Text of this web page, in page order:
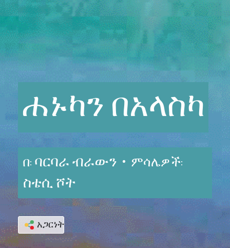
ሐኑካን በአላስካ
በ: ባርባራ ብራውን • ምሳሌዎች:
ስቴሲ ሾት
አጋርነት